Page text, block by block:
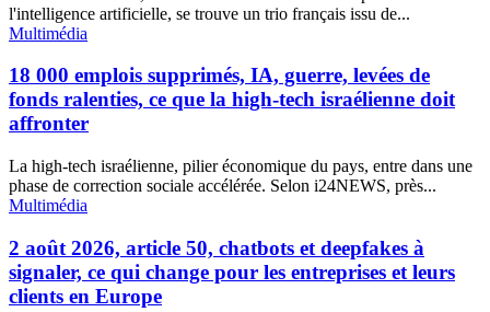
l'intelligence artificielle, se trouve un trio français issu de...
Multimédia
18 000 emplois supprimés, IA, guerre, levées de
fonds ralenties, ce que la high-tech israélienne doit
affronter
La high-tech israélienne, pilier économique du pays, entre dans une
phase de correction sociale accélérée. Selon i24NEWS, près...
Multimédia
2 août 2026, article 50, chatbots et deepfakes à
signaler, ce qui change pour les entreprises et leurs
clients en Europe